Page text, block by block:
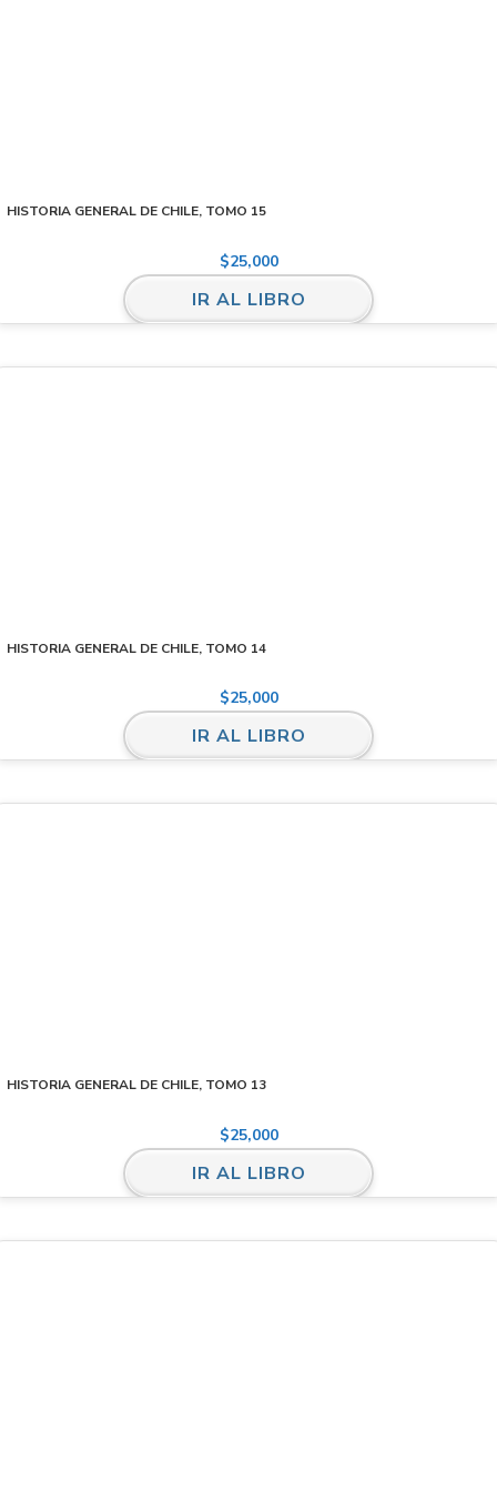
HISTORIA GENERAL DE CHILE, TOMO 15
$25,000
IR AL LIBRO
HISTORIA GENERAL DE CHILE, TOMO 14
$25,000
IR AL LIBRO
HISTORIA GENERAL DE CHILE, TOMO 13
$25,000
IR AL LIBRO